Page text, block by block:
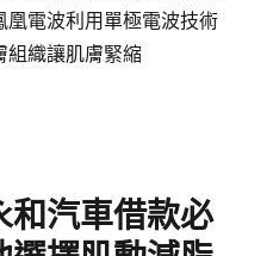
電波利用單極電波技術
組織讓肌膚緊縮
和汽車借款必